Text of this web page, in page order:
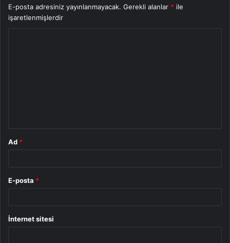
E-posta adresiniz yayınlanmayacak. Gerekli alanlar * ile
işaretlenmişlerdir
Ad *
E-posta *
İnternet sitesi